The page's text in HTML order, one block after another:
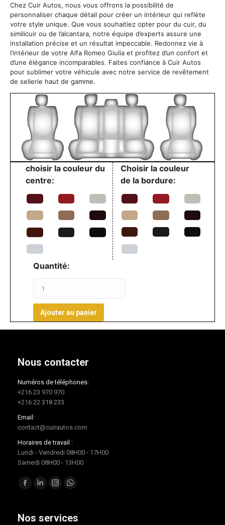
Chez Cuir Autos, nous vous offrons la possibilité de
personnaliser chaque détail pour créer un intérieur qui reflète
votre style unique. Que vous souhaitiez opter pour du cuir, du
similicuir ou de l’alcantara, notre équipe d’experts assure une
installation précise et un résultat impeccable. Redonnez vie à
l’intérieur de votre Alfa Romeo Giulia et profitez d’un confort et
d’une élégance incomparables. Faites confiance à Cuir Autos
pour sublimer votre véhicule avec notre service de revêtement
de sellerie haut de gamme.
choisir la couleur du
centre:
Choisir la couleur
de la bordure:
Quantité:
Ajouter au panier
Nous contacter
Numéros de téléphones:
+216 23 970 970
+216 22 318 233
Email:
contact@cuirautos.com
Horaires de travail :
Lundi - Vendredi 08H00 - 17H00
Samedi 08H00 - 13H00
Trouvez nous sur :
Facebook
opens
LinkedIn
opens
Instagram
opens
Whatsapp
opens
Nos services